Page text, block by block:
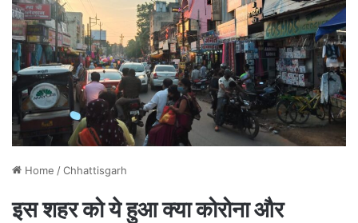
Home /Chhattisgarh
इस शहर को ये हुआ क्या कोरोना और